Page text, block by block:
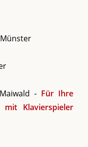
- Für Ihre
Klavierspieler